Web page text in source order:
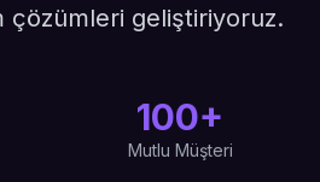
çözümleri geliştiriyoruz.
100+
Mutlu Müşteri